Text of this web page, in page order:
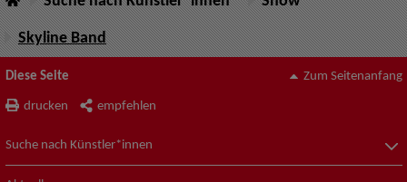
Skyline Band
Diese Seite
drucken empfehlen
Zum Seitenanfang
Suche nach Künstler*innen